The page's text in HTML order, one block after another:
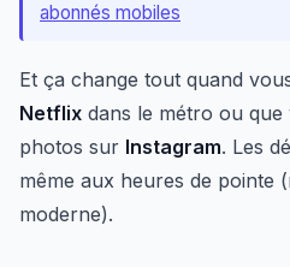
abonnés mobiles
Et ça change tout quand
Netflix dans le métro ou
photos sur Instagram. Les
même aux heures de pointe
moderne).